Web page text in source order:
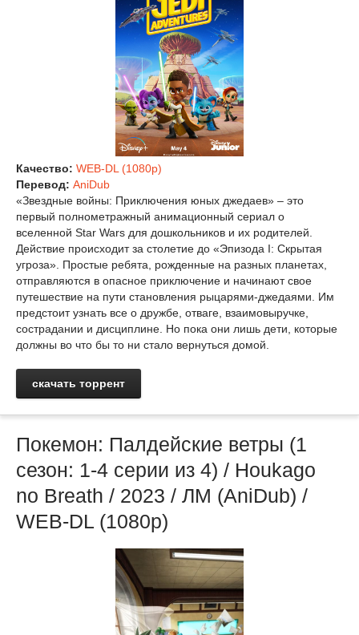
Качество: WEB-DL (1080p)
Перевод: AniDub
«Звездные войны: Приключения юных джедаев» – это
первый полнометражный анимационный сериал о
вселенной Star Wars для дошкольников и их родителей.
Действие происходит за столетие до «Эпизода I: Скрытая
угроза». Простые ребята, рожденные на разных планетах,
отправляются в опасное приключение и начинают свое
путешествие на пути становления рыцарями-джедаями. Им
предстоит узнать все о дружбе, отваге, взаимовыручке,
сострадании и дисциплине. Но пока они лишь дети, которые
должны во что бы то ни стало вернуться домой.
скачать торрент
Покемон: Палдейские ветры (1
сезон: 1-4 серии из 4) / Houkago
no Breath / 2023 / ЛМ (AniDub) /
WEB-DL (1080p)